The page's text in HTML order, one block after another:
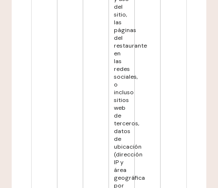
del
sitio,
las
páginas
del
restaurante
en
las
redes
sociales,
o
incluso
sitios
web
de
terceros,
datos
de
ubicación
(dirección
IP y
área
geográfica
por